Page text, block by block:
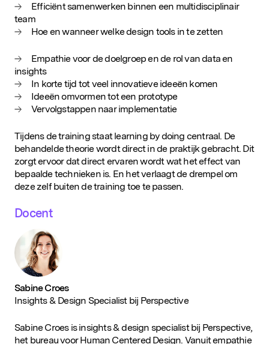
Efficiënt samenwerken binnen een multidisciplinair
team
Hoe en wanneer welke design tools in te zetten
Empathie voor de doelgroep en de rol van data en
insights
In korte tijd tot veel innovatieve ideeën komen
Ideeën omvormen tot een prototype
Vervolgstappen naar implementatie
Tijdens de training staat learning by doing centraal. De
behandelde theorie wordt direct in de praktijk gebracht. Dit
zorgt ervoor dat direct ervaren wordt wat het effect van
bepaalde technieken is. En het verlaagt de drempel om
deze zelf buiten de training toe te passen.
Docent
Sabine Croes
Insights & Design Specialist bij Perspective
Sabine Croes is insights & design specialist bij Perspective,
het bureau voor Human Centered Design. Vanuit empathie